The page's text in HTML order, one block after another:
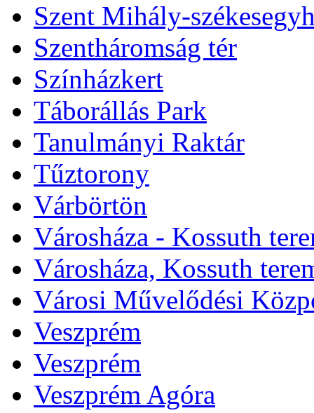
Szent Mihály-
Szentháromság tér
Színházkert
Táborállás Park
Tanulmányi Raktár
Tűztorony
Várbörtön
Városháza - Kossuth
Városháza, Kossuth
Városi Művelődési
Veszprém
Veszprém
Veszprém Agóra